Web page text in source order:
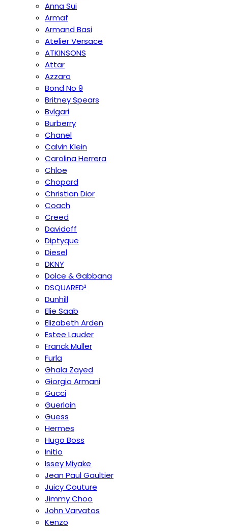
Anna Sui
Armaf
Armand Basi
Atelier Versace
ATKINSONS
Attar
Azzaro
Bond No 9
Britney Spears
Bvlgari
Burberry
Chanel
Calvin Klein
Carolina Herrera
Chloe
Chopard
Christian Dior
Coach
Creed
Davidoff
Diptyque
Diesel
DKNY
Dolce & Gabbana
DSQUARED²
Dunhill
Elie Saab
Elizabeth Arden
Estee Lauder
Franck Muller
Furla
Ghala Zayed
Giorgio Armani
Gucci
Guerlain
Guess
Hermes
Hugo Boss
Initio
Issey Miyake
Jean Paul Gaultier
Juicy Couture
Jimmy Choo
John Varvatos
Kenzo